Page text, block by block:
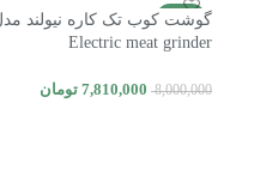
-2%
گوشت کوب تک کاره نیولند
Electric meat grinder
8,000,000
7,810,000 تومان